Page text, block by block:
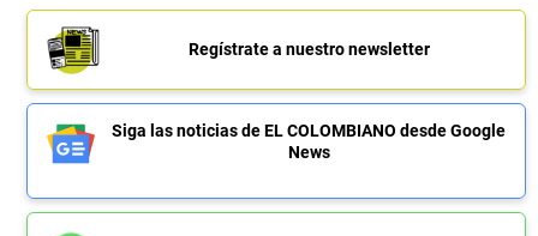
Regístrate a nuestro newsletter
Siga las noticias de EL COLOMBIANO desde Google
News